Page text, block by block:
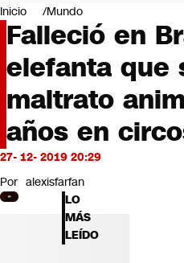
Negocios
Deportes
Programas completos
Cultura
Servicios
Bits
CNN Data
CNN tiempo
Futuro 360
Inicio Mundo
Falleció en
elefanta que
maltrato
años en
27- 12- 2019 20:29
Por alexisfarfan
LO
MÁS
LEÍDO